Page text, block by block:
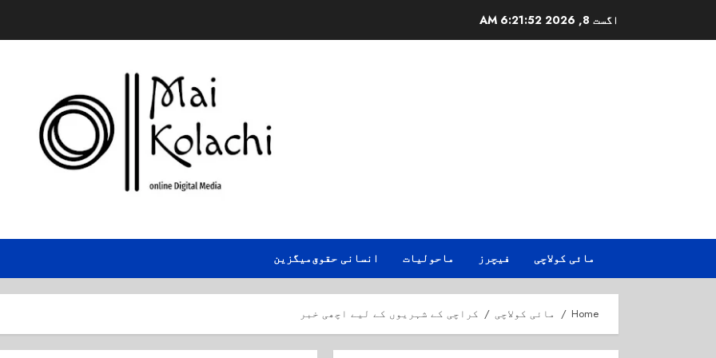
اگست 8, 2026 6:21:53 AM
مائی کولاچی فیچرز ماحولیات انسانی حقوقمیگزین
Home مائی کولاچی کراچی کے شہریوں کے لیے اچھی خبر